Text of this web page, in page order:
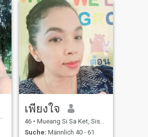
เพียงใจ
46 • Mueang Si Sa Ket, Sisaket, Thailand
Suche: Männlich 40 - 61